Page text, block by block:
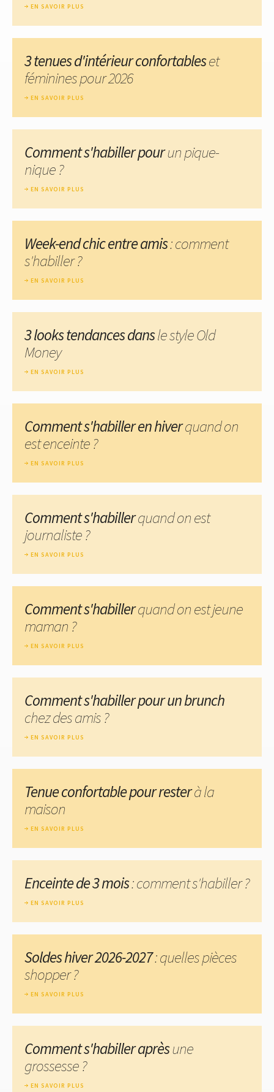
EN SAVOIR PLUS
3 tenues d'intérieur confortableset
féminines pour 2026
EN SAVOIR PLUS
Comment s'habiller pourun pique-
nique ?
EN SAVOIR PLUS
Week-end chic entre amis: comment
s'habiller ?
EN SAVOIR PLUS
3 looks tendances dansle style Old
Money
EN SAVOIR PLUS
Comment s'habiller en hiverquand on
est enceinte ?
EN SAVOIR PLUS
Comment s'habillerquand on est
journaliste ?
EN SAVOIR PLUS
Comment s'habillerquand on est jeune
maman ?
EN SAVOIR PLUS
Comment s'habiller pour un brunch
chez des amis ?
EN SAVOIR PLUS
Tenue confortable pour resterà la
maison
EN SAVOIR PLUS
Enceinte de 3 mois: comment s'habiller ?
EN SAVOIR PLUS
Soldes hiver 2026-2027: quelles pièces
shopper ?
EN SAVOIR PLUS
Comment s'habiller aprèsune
grossesse ?
EN SAVOIR PLUS